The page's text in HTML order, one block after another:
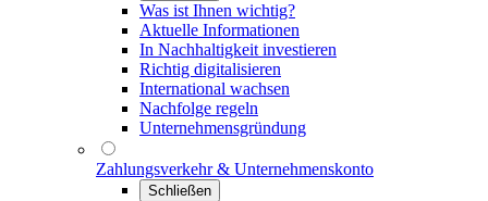
Was ist Ihnen wichtig?
Aktuelle Informationen
In Nachhaltigkeit investieren
Richtig digitalisieren
International wachsen
Nachfolge regeln
Unternehmensgründung
Zahlungsverkehr & Unternehmenskonto
Schließen